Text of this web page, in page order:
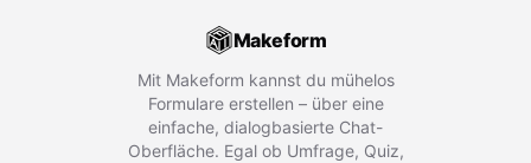
Makeform
Mit Makeform kannst du mühelos
Formulare erstellen – über eine
einfache, dialogbasierte Chat-
Oberfläche. Egal ob Umfrage, Quiz,